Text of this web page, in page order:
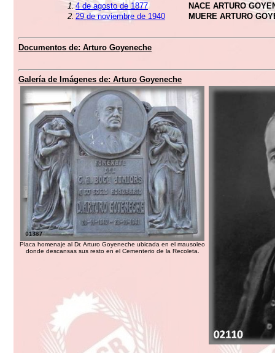
1.4 de agosto de 1877
NACE ARTURO
2. 29 de noviembre de 1940 MUERE ARTURO
Documentos de: Arturo Goyeneche
Galería de Imágenes de: Arturo Goyeneche
Placa homenaje al Dr. Arturo Goyeneche ubicada en el mausoleo
donde descansas sus resto en el Cementerio de la Recoleta.